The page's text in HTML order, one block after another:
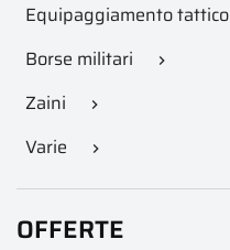
Equipaggiamento tattico
Borse militari 
Zaini 
Varie 
OFFERTE